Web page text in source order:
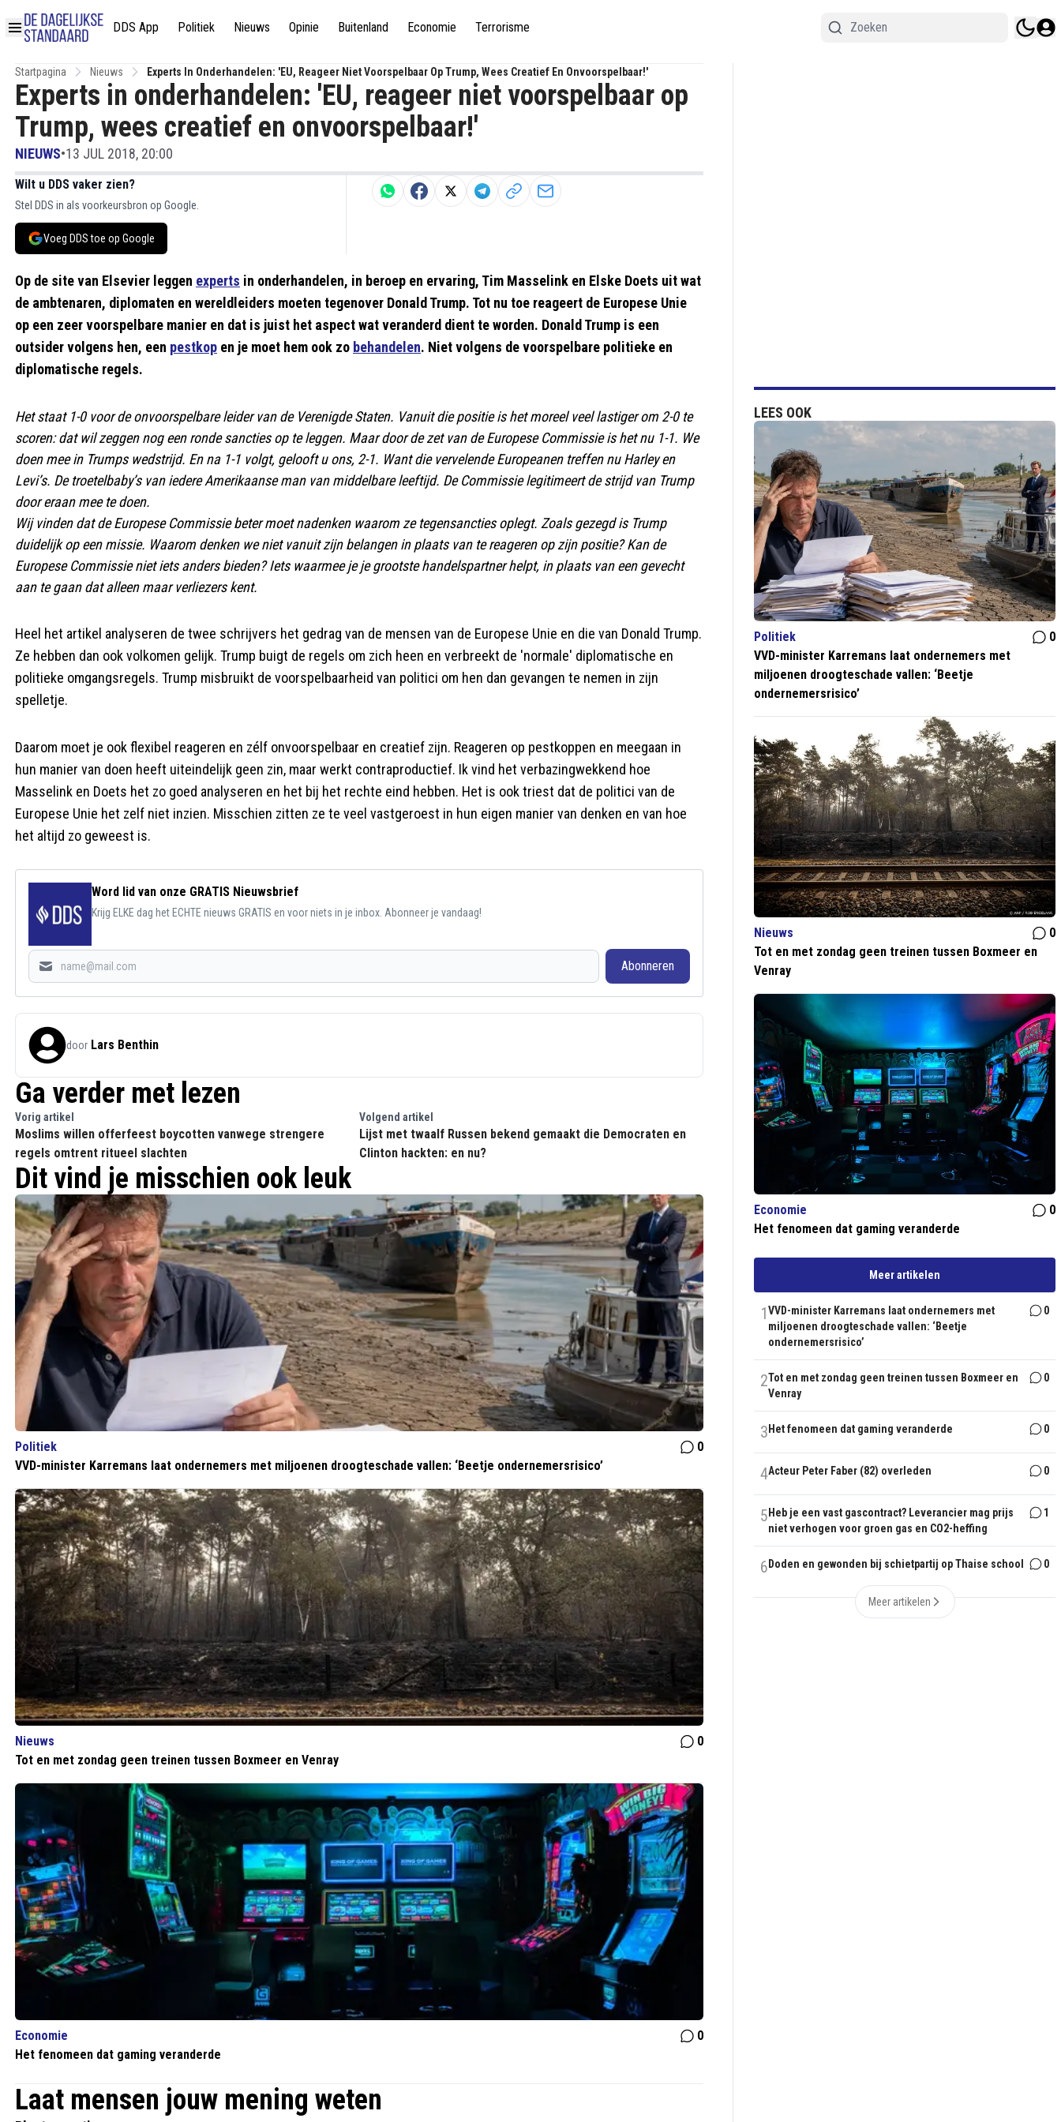
DDS App Politiek Nieuws Opinie Buitenland Economie Terrorisme
Startpagina Nieuws Experts In Onderhandelen: 'EU, Reageer Niet Voorspelbaar Op Trump, Wees Creatief En Onvoorspelbaar!'
Experts in onderhandelen: 'EU, reageer niet voorspelbaar op
Trump, wees creatief en onvoorspelbaar!'
NIEUWS•13 JUL 2018, 20:00
Wilt u DDS vaker zien?
Stel DDS in als voorkeursbron op Google.
Voeg DDS toe op Google
Op de site van Elsevier leggen experts in onderhandelen, in beroep en ervaring, Tim Masselink en Elske Doets uit wat
de ambtenaren, diplomaten en wereldleiders moeten tegenover Donald Trump. Tot nu toe reageert de Europese Unie
op een zeer voorspelbare manier en dat is juist het aspect wat veranderd dient te worden. Donald Trump is een
outsider volgens hen, een pestkop en je moet hem ook zo behandelen. Niet volgens de voorspelbare politieke en
diplomatische regels.
Het staat 1-0 voor de onvoorspelbare leider van de Verenigde Staten. Vanuit die positie is het moreel veel lastiger om 2-0 te
scoren: dat wil zeggen nog een ronde sancties op te leggen. Maar door de zet van de Europese Commissie is het nu 1-1. We
doen mee in Trumps wedstrijd. En na 1-1 volgt, gelooft u ons, 2-1. Want die vervelende Europeanen treffen nu Harley en
Levi’s. De troetelbaby’s van iedere Amerikaanse man van middelbare leeftijd. De Commissie legitimeert de strijd van Trump
door eraan mee te doen.
Wij vinden dat de Europese Commissie beter moet nadenken waarom ze tegensancties oplegt. Zoals gezegd is Trump
duidelijk op een missie. Waarom denken we niet vanuit zijn belangen in plaats van te reageren op zijn positie? Kan de
Europese Commissie niet iets anders bieden? Iets waarmee je je grootste handelspartner helpt, in plaats van een gevecht
aan te gaan dat alleen maar verliezers kent.
Heel het artikel analyseren de twee schrijvers het gedrag van de mensen van de Europese Unie en die van Donald Trump.
Ze hebben dan ook volkomen gelijk. Trump buigt de regels om zich heen en verbreekt de 'normale' diplomatische en
politieke omgangsregels. Trump misbruikt de voorspelbaarheid van politici om hen dan gevangen te nemen in zijn
spelletje.
Daarom moet je ook flexibel reageren en zélf onvoorspelbaar en creatief zijn. Reageren op pestkoppen en meegaan in
hun manier van doen heeft uiteindelijk geen zin, maar werkt contraproductief. Ik vind het verbazingwekkend hoe
Masselink en Doets het zo goed analyseren en het bij het rechte eind hebben. Het is ook triest dat de politici van de
Europese Unie het zelf niet inzien. Misschien zitten ze te veel vastgeroest in hun eigen manier van denken en van hoe
het altijd zo geweest is.
Word lid van onze GRATIS Nieuwsbrief
Krijg ELKE dag het ECHTE nieuws GRATIS en voor niets in je inbox. Abonneer je vandaag!
Abonneren
door Lars Benthin
Ga verder met lezen
Vorig artikel
Moslims willen offerfeest boycotten vanwege strengere
regels omtrent ritueel slachten
Volgend artikel
Lijst met twaalf Russen bekend gemaakt die Democraten en
Clinton hackten: en nu?
Dit vind je misschien ook leuk
Politiek
0
VVD-minister Karremans laat ondernemers met miljoenen droogteschade vallen: ‘Beetje ondernemersrisico’
Nieuws
0
Tot en met zondag geen treinen tussen Boxmeer en Venray
Economie
0
Het fenomeen dat gaming veranderde
Laat mensen jouw mening weten
LEES OOK
Politiek
0
VVD-minister Karremans laat ondernemers met
miljoenen droogteschade vallen: ‘Beetje
ondernemersrisico’
Nieuws
0
Tot en met zondag geen treinen tussen Boxmeer en
Venray
Economie
0
Het fenomeen dat gaming veranderde
Meer artikelen
1VVD-minister Karremans laat ondernemers met
miljoenen droogteschade vallen: ‘Beetje
ondernemersrisico’
0
2Tot en met zondag geen treinen tussen Boxmeer en
Venray
0
3 Het fenomeen dat gaming veranderde 0
4Acteur Peter Faber (82) overleden 0
5 Heb je een vast gascontract? Leverancier mag prijs
niet verhogen voor groen gas en CO2-heffing
1
6 Doden en gewonden bij schietpartij op Thaise school 0
Meer artikelen